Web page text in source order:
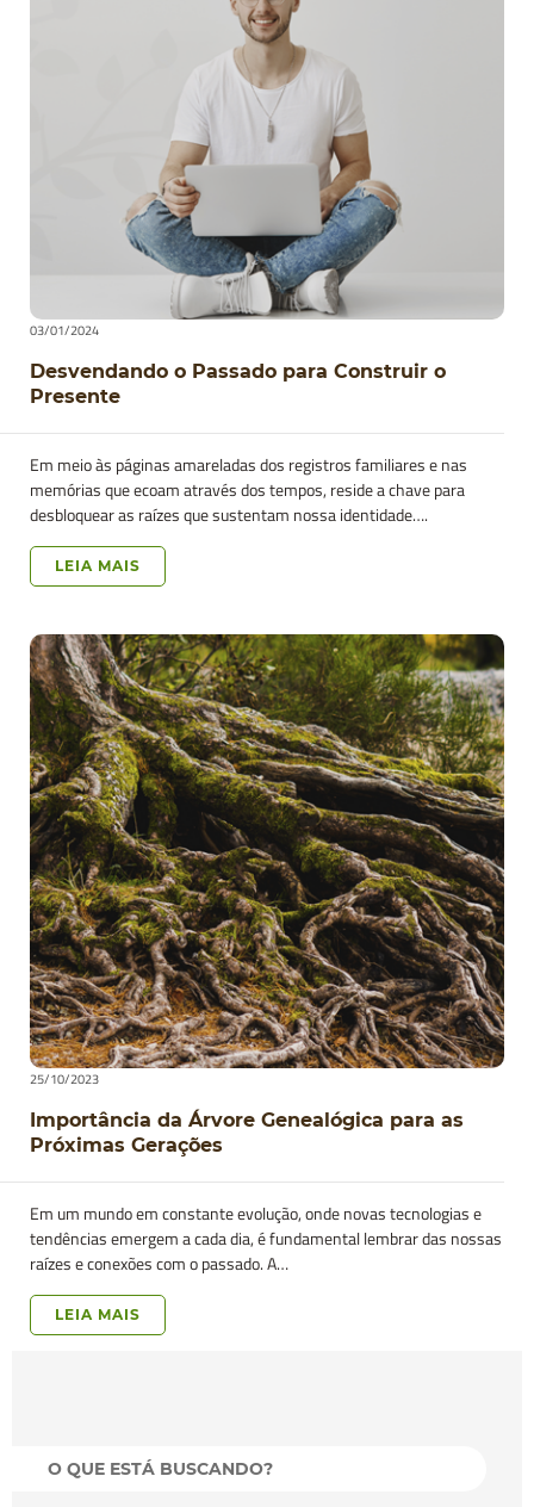
03/01/2024
Desvendando o Passado para Construir o
Presente
Em meio às páginas amareladas dos registros familiares e nas
memórias que ecoam através dos tempos, reside a chave para
desbloquear as raízes que sustentam nossa identidade….
LEIA MAIS
25/10/2023
Importância da Árvore Genealógica para as
Próximas Gerações
Em um mundo em constante evolução, onde novas tecnologias e
tendências emergem a cada dia, é fundamental lembrar das nossas
raízes e conexões com o passado. A…
LEIA MAIS
O QUE ESTÁ BUSCANDO?